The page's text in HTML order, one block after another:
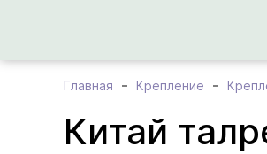
Главная Крепление
Китай